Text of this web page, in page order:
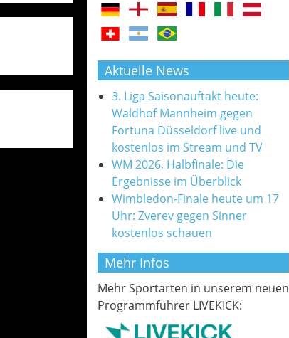
Aktuelle News
3. Liga Saisonauftakt heute:
Waldhof Mannheim gegen
Fortuna Düsseldorf live und
kostenlos im Stream und TV
WM 2026, Halbfinale: Die
Ergebnisse im Überblick
Wimbledon-Finale heute um 17
Uhr: Zverev gegen Sinner
kostenlos schauen
Mehr Infos
Mehr Sportarten in unserem neuen
Programmführer LIVEKICK: